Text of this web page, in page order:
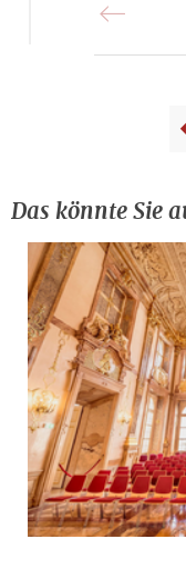
Das könnte Sie